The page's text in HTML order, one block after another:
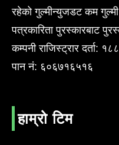
रहेको गुल्मीन्युजडट कम
पत्रकारिता पुरस्कारबाट
कम्पनी राजिस्ट्रार दर्ता:
पान नं: ६०६७१६५१६
हाम्रो टिम